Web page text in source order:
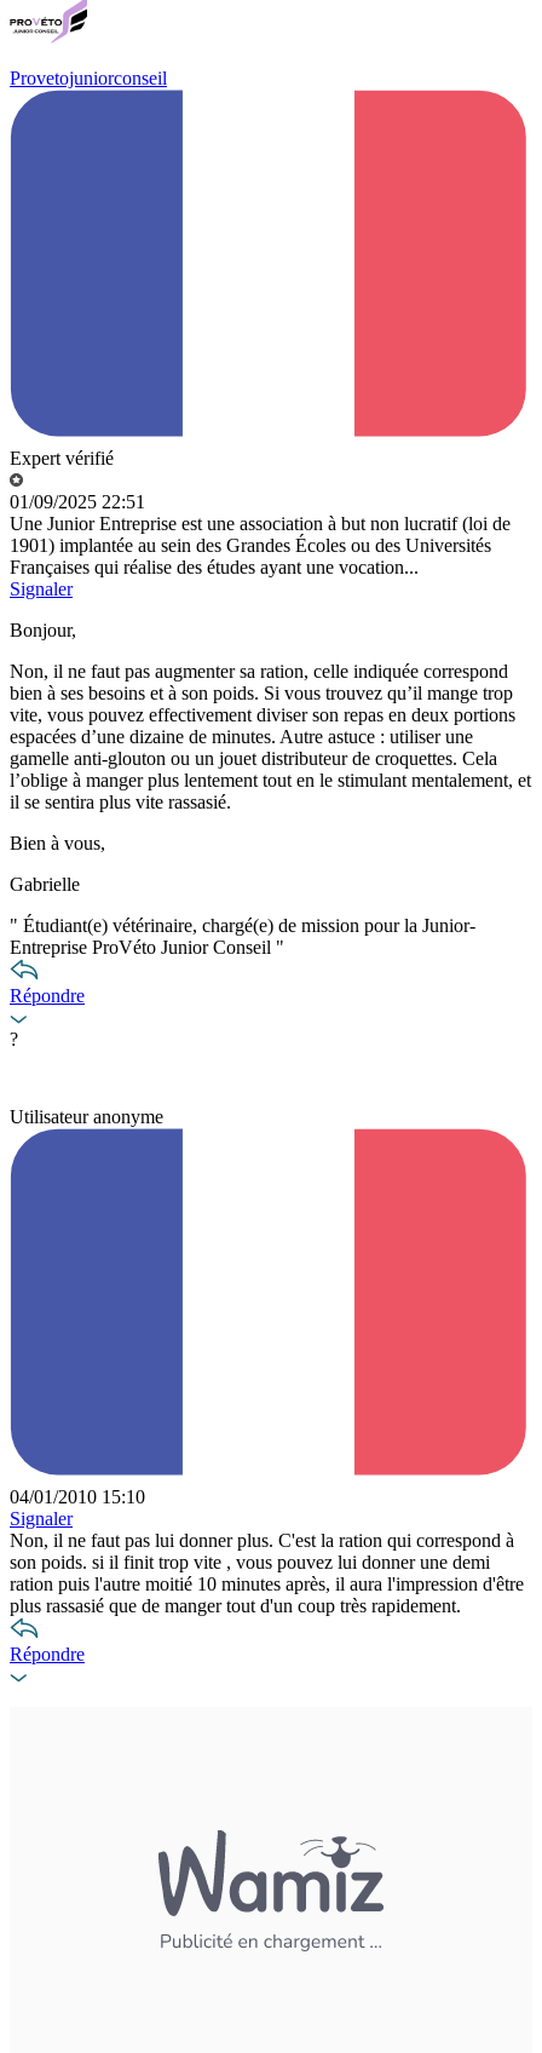
Provetojuniorconseil
Expert vérifié
01/09/2025 22:51
Une Junior Entreprise est une association à but non lucratif (loi de
1901) implantée au sein des Grandes Écoles ou des Universités
Françaises qui réalise des études ayant une vocation...
Signaler
Bonjour,
Non, il ne faut pas augmenter sa ration, celle indiquée correspond
bien à ses besoins et à son poids. Si vous trouvez qu’il mange trop
vite, vous pouvez effectivement diviser son repas en deux portions
espacées d’une dizaine de minutes. Autre astuce : utiliser une
gamelle anti-glouton ou un jouet distributeur de croquettes. Cela
l’oblige à manger plus lentement tout en le stimulant mentalement, et
il se sentira plus vite rassasié.
Bien à vous,
Gabrielle
" Étudiant(e) vétérinaire, chargé(e) de mission pour la Junior-
Entreprise ProVéto Junior Conseil "
Répondre
?
Utilisateur anonyme
04/01/2010 15:10
Signaler
Non, il ne faut pas lui donner plus. C'est la ration qui correspond à
son poids. si il finit trop vite , vous pouvez lui donner une demi
ration puis l'autre moitié 10 minutes après, il aura l'impression d'être
plus rassasié que de manger tout d'un coup très rapidement.
Répondre